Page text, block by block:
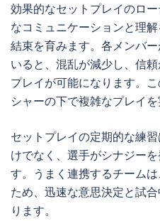
効果的なセットプレイのロ
なコミュニケーションと理
結束を育みます。各メンバ
いると、混乱が減少し、信
プレイが可能になります。
シャーの下で複雑なプレイ
セットプレイの定期的な練
けでなく、選手がシナジー
す。うまく連携するチーム
ため、迅速な意思決定と試
ります。